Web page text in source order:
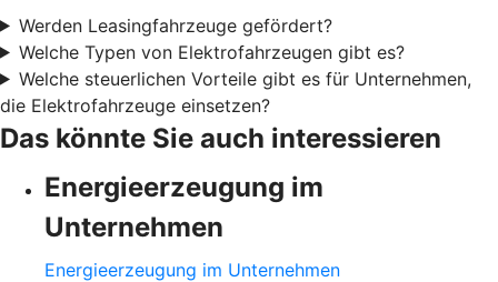
Werden Leasingfahrzeuge gefördert?
Welche Typen von Elektrofahrzeugen gibt es?
Welche steuerlichen Vorteile gibt es für Unternehmen,
die Elektrofahrzeuge einsetzen?
Das könnte Sie auch interessieren
Energieerzeugung im
Unternehmen
Energieerzeugung im Unternehmen